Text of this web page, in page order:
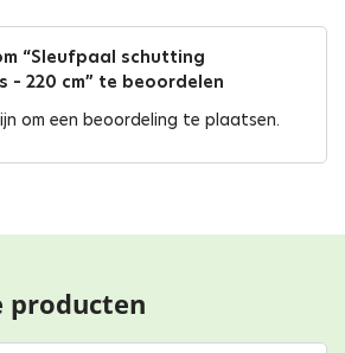
“Sleufpaal schutting
– 220 cm” te beoordelen
om een beoordeling te plaatsen.
producten